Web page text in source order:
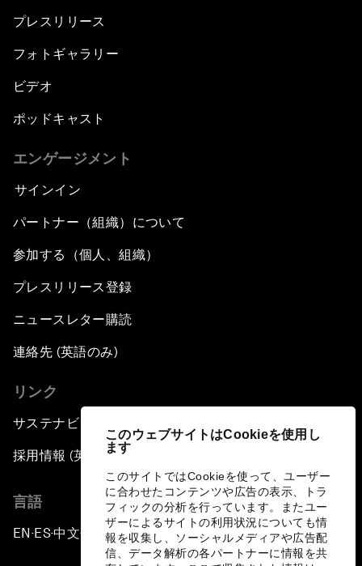
このウェブサイトはCookieを使用し
ます
このサイトではCookieを使って、ユーザー
に合わせたコンテンツや広告の表示、トラ
フィックの分析を行っています。またユー
ザーによるサイトの利用状況についても情
報を収集し、ソーシャルメディアや広告配
信、データ解析の各パートナーに情報を共
プレスリリース
フォトギャラリー
ビデオ
ポッドキャスト
エンゲージメント
サインイン
パートナー（組織）について
参加する（個人、組織）
プレスリリース登録
ニュースレター購読
連絡先 (英語のみ)
リンク
サステナビリティへの取り組み
採用情報 (英語のみ)
言語
EN ▪ ES▪中文▪ 日本語